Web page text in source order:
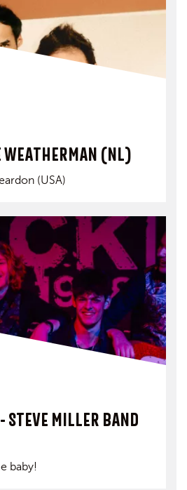
WEATHERMAN (NL)
(USA)
STEVE MILLER BAND
baby!